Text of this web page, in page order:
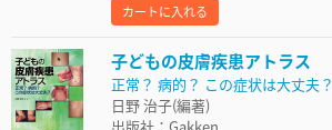
カートに入れる
子どもの皮膚疾患アトラス
正常？ 病的？ この症状は大丈夫？
日野 治子(編著)